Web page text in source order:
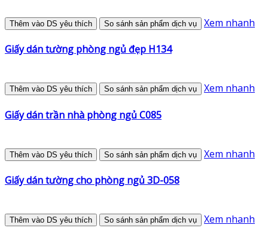
Thêm vào DS yêu thích So sánh sản phẩm dịch vụ Xem nhanh
Giấy dán tường phòng ngủ đẹp H134
Thêm vào DS yêu thích So sánh sản phẩm dịch vụ Xem nhanh
Giấy dán trần nhà phòng ngủ C085
Thêm vào DS yêu thích So sánh sản phẩm dịch vụ Xem nhanh
Giấy dán tường cho phòng ngủ 3D-058
Thêm vào DS yêu thích So sánh sản phẩm dịch vụ Xem nhanh